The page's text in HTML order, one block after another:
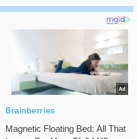
yết chứng quyền có